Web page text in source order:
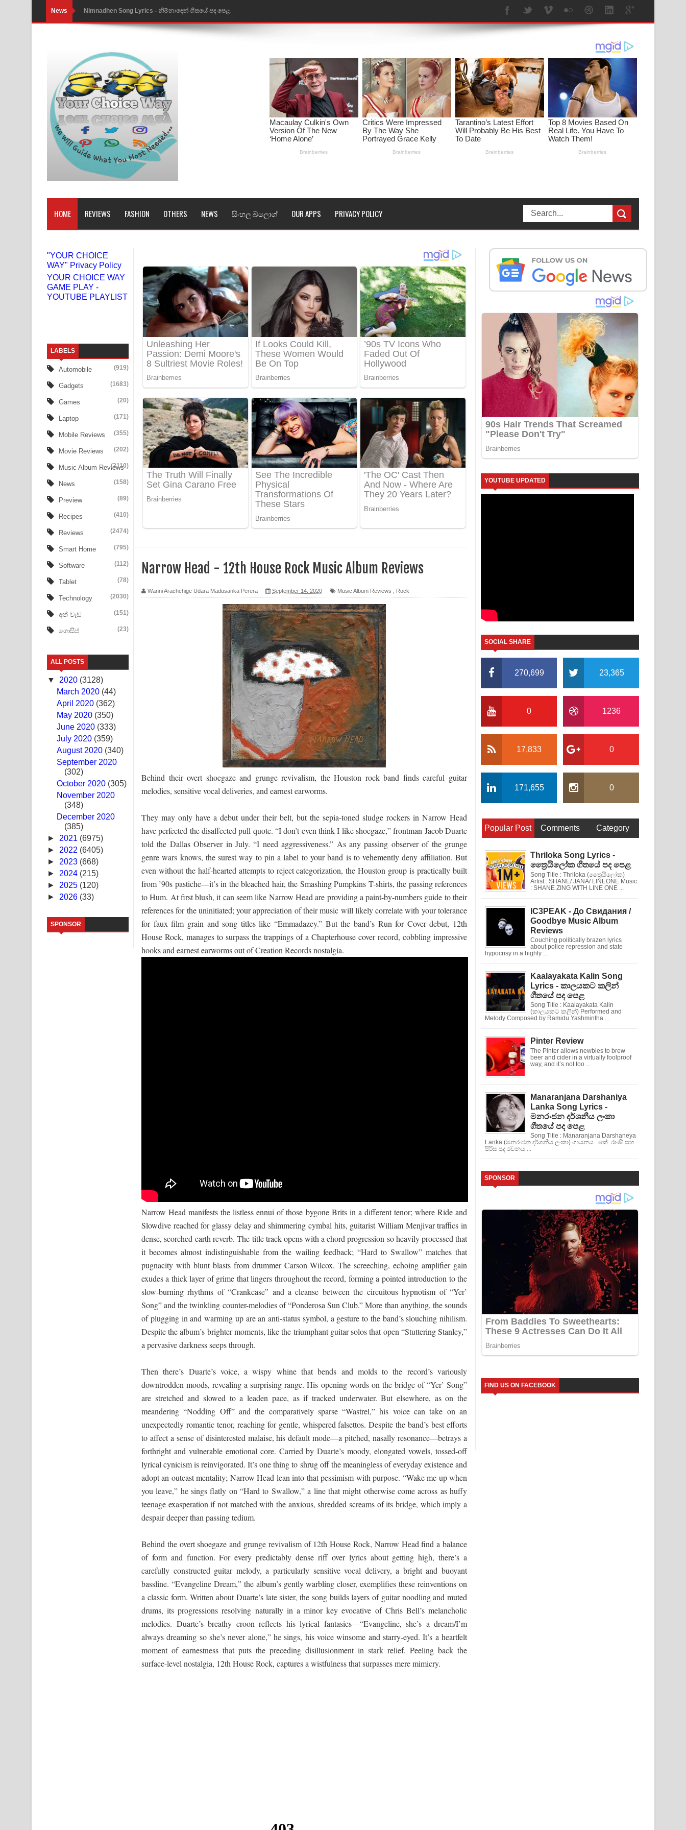
News Obamai Mage Adare Song Lyrics - ඔබමයි මගේ ආදරේ ගීතයේ පද පෙළ
Pansal Gihin Song Lyrics - පන්සල් ගිහිං ගීතයේ පද පෙළ
Ankeliya Song Lyrics - අංකෙළිය ගීතයේ පද පෙළ
DEAR GOD Song Lyrics - ඩියර් ගෝඩ් ගීතයේ පද පෙළ
MANAMALA KATHA Song Lyrics - මනමාල කතා ගීතයේ පද පෙළ
Dai Dai Lyrics - Shakira, Burna Boy | 2026 football world cup song lyrics
Lassana Amma Song Lyrics - ලස්සන අම්මා ගීතයේ පද පෙළ
Gemak Deela Song Lyrics - ගේමක් දීලා ගීතයේ පද පෙළ
Niwuna Numba Hinda Song Lyrics - නිවුනා නුඹ හින්දා ගීතයේ පද පෙළ
Benthara Palame Song Lyrics - බෙන්තර පාලමේ ගීතයේ පද පෙළ
Sanda Babalena Song Lyrics - සඳ බැබලෙන ගීතයේ පද පෙළ
Adare Wadi Nisa Song Lyrics - ආදරේ වැඩි නිසා ගීතයේ පද පෙළ
UNUHUMA Song Lyrics - උණුහුම ගීතයේ පද පෙළ
Katakara Song Lyrics - කටකාර ගීතයේ පද පෙළ
Tharu Yaye Dilena Song Lyrics - තරු යායේ දිලෙනා ගීතයේ පද පෙළ
Ow Man Sosa Song Lyrics - ඔව් මං සෝසා ගීතයේ පද පෙළ
Heavy Weight Song Lyrics
Aye Lanweela Song Lyrics - ආයේ ලංවීලා ගීතයේ පද පෙළ
Ala purannata Song Lyrics - ආල පුරන්නට ගීතයේ පද පෙළ
FEVER DREAM Lyrics - Alex Warren
Apa Hamuwee Song Lyrics - අප හමුවී ගීතයේ පද පෙළ
PATHINIYE Song Lyrics - පතිනියනේ ගීතයේ පද පෙළ
Sorry Sir Song Lyrics - සොරි සර් ගීතයේ පද පෙළ
Mathaka Aluthin Liyanna Song Lyrics - මතක අලුතින් ලියන්න ගීතයේ පද පෙළ
Sandak Awith Song Lyrics - සඳක් ඇවිත් ගීතයේ පද පෙළ
Swetha Sande Song Lyrics - ශ්වේත සඳේ ගීතයේ පද පෙළ
Ma Igili Giya Lyrics - මා ඉගිලී ගියා ගීතයේ පද පෙළ
Ras Balan Song Lyrics - රැස් බලන් ගීතයේ පද පෙළ
Hoda sihiyen Song Lyrics - හොද සිහියෙන් ගීතයේ පද පෙළ
Awanken Song Lyrics - අවංකෙන් ගීතයේ පද පෙළ
Pa Sina Song Lyrics - පෑ සිනා ගීතයේ පද පෙළ
Pemwanthiye Song Lyrics - පෙම්වන්තියේ ගීතයේ පද පෙළ
Manobhawa Song Lyrics - මනෝභව ගීතයේ පද පෙළ
Saddeta Denna Song Lyrics - සද්දෙට දෙන්න ගීතයේ පද පෙළ
Kaalaya Song Lyrics - කාලය ගීතයේ පද පෙළ
Aramuna Song Lyrics - අරමුණ ගීතයේ පද පෙළ
Sandata Duka Hithila Song Lyrics - සඳට දුක හිතිලා ගීතයේ පද පෙළ
Sihina Song Lyrics - සිහින ගීතයේ පද පෙළ
Father Song Lyrics - ෆාදර් ගීතයේ පද පෙළ
HOME REVIEWS FASHION OTHERS NEWS සිංහල බ්ලොග් OUR APPS PRIVACY POLICY
"YOUR CHOICE
WAY" Privacy Policy
YOUR CHOICE WAY
GAME PLAY -
YOUTUBE PLAYLIST
LABELS
Automobile (919)
Gadgets (1683)
Games (20)
Laptop (171)
Mobile Reviews (355)
Movie Reviews (202)
Music Album Reviews
(3110)
News (158)
Preview (89)
Recipes (410)
Reviews (2474)
Smart Home (795)
Software (112)
Tablet (78)
Technology (2030)
අත් වැඩ (151)
ගොසිප් (23)
ALL POSTS
▼ 2020 (3128)
March 2020 (44)
April 2020 (362)
May 2020 (350)
June 2020 (333)
July 2020 (359)
August 2020 (340)
September 2020
(302)
October 2020 (305)
November 2020
(348)
December 2020
(385)
► 2021 (6975)
► 2022 (6405)
► 2023 (668)
► 2024 (215)
► 2025 (120)
► 2026 (33)
SPONSOR
Narrow Head - 12th House Rock Music Album Reviews
Wanni Arachchige Udara Madusanka Perera September 14, 2020 Music Album Reviews Rock
Behind their overt shoegaze and grunge revivalism, the Houston rock band finds careful guitar
melodies, sensitive vocal deliveries, and earnest earworms.
They may only have a debut under their belt, but the sepia-toned sludge rockers in Narrow Head
have perfected the disaffected pull quote. “I don’t even think I like shoegaze,” frontman Jacob Duarte
told the Dallas Observer in July. “I need aggressiveness.” As any passing observer of the grunge
genre wars knows, the surest way to pin a label to your band is to vehemently deny affiliation. But
even without the half-hearted attempts to reject categorization, the Houston group is practically built
from ’90s pastiche—it’s in the bleached hair, the Smashing Pumpkins T-shirts, the passing references
to Hum. At first blush, it can seem like Narrow Head are providing a paint-by-numbers guide to their
references for the uninitiated; your appreciation of their music will likely correlate with your tolerance
for faux film grain and song titles like “Emmadazey.” But the band’s Run for Cover debut, 12th
House Rock, manages to surpass the trappings of a Chapterhouse cover record, cobbling impressive
hooks and earnest earworms out of Creation Records nostalgia.
Narrow Head manifests the listless ennui of those bygone Brits in a different tenor; where Ride and
Slowdive reached for glassy delay and shimmering cymbal hits, guitarist William Menjivar traffics in
dense, scorched-earth reverb. The title track opens with a chord progression so heavily processed that
it becomes almost indistinguishable from the wailing feedback; “Hard to Swallow” matches that
pugnacity with blunt blasts from drummer Carson Wilcox. The screeching, echoing amplifier gain
exudes a thick layer of grime that lingers throughout the record, forming a pointed introduction to the
slow-burning rhythms of “Crankcase” and a cleanse between the circuitous hypnotism of “Yer’
Song” and the twinkling counter-melodies of “Ponderosa Sun Club.” More than anything, the sounds
of plugging in and warming up are an anti-status symbol, a gesture to the band’s slouching nihilism.
Despite the album’s brighter moments, like the triumphant guitar solos that open “Stuttering Stanley,”
a pervasive darkness seeps through.
Then there’s Duarte’s voice, a wispy whine that bends and molds to the record’s variously
downtrodden moods, revealing a surprising range. His opening words on the bridge of “Yer’ Song”
are stretched and slowed to a leaden pace, as if tracked underwater. But elsewhere, as on the
meandering “Nodding Off” and the comparatively sparse “Wastrel,” his voice can take on an
unexpectedly romantic tenor, reaching for gentle, whispered falsettos. Despite the band’s best efforts
to affect a sense of disinterested malaise, his default mode—a pitched, nasally resonance—betrays a
forthright and vulnerable emotional core. Carried by Duarte’s moody, elongated vowels, tossed-off
lyrical cynicism is reinvigorated. It’s one thing to shrug off the meaningless of everyday existence and
adopt an outcast mentality; Narrow Head lean into that pessimism with purpose. “Wake me up when
you leave,” he sings flatly on “Hard to Swallow,” a line that might otherwise come across as huffy
teenage exasperation if not matched with the anxious, shredded screams of its bridge, which imply a
despair deeper than passing tedium.
Behind the overt shoegaze and grunge revivalism of 12th House Rock, Narrow Head find a balance
of form and function. For every predictably dense riff over lyrics about getting high, there’s a
carefully constructed guitar melody, a particularly sensitive vocal delivery, a bright and buoyant
bassline. “Evangeline Dream,” the album’s gently warbling closer, exemplifies these reinventions on
a classic form. Written about Duarte’s late sister, the song builds layers of guitar noodling and muted
drums, its progressions resolving naturally in a minor key evocative of Chris Bell’s melancholic
melodies. Duarte’s breathy croon reflects his lyrical fantasies—“Evangeline, she’s a dream/I’m
always dreaming so she’s never alone,” he sings, his voice winsome and starry-eyed. It’s a heartfelt
moment of earnestness that puts the preceding disillusionment in stark relief. Peeling back the
surface-level nostalgia, 12th House Rock, captures a wistfulness that surpasses mere mimicry.
YOUTUBE UPDATED
SOCIAL SHARE
270,699 23,365
0 1236
17,833 0
171,655 0
Popular Post Comments Category
Thriloka Song Lyrics -
ත්‍රෛයිලෝක ගීතයේ පද පෙළ
Song Title : Thriloka (ත්‍රෛයිලෝක)
Artist : SHANE/ JANA/ LINEONE Music
: SHANE ZING WITH LINE ONE ...
IC3PEAK - До Свидания /
Goodbye Music Album
Reviews
Couching politically brazen lyrics
about police repression and state
hypocrisy in a highly ...
Kaalayakata Kalin Song
Lyrics - කාලයකට කලින්
ගීතයේ පද පෙළ
Song Title : Kaalayakata Kalin
(කාලයකට කලින්) Performed and
Melody Composed by Ramidu Yashmintha ...
Pinter Review
The Pinter allows newbies to brew
beer and cider in a virtually foolproof
way, and it’s not too ...
Manaranjana Darshaniya
Lanka Song Lyrics -
මනරංජන දර්ශනීය ලංකා
ගීතයේ පද පෙළ
Song Title : Manaranjana Darshaneya
Lanka (මනරංජන දර්ශනීය ලංකා) ගායනය : කේ. රාණි සහ
පිරිස පද රචනය ...
SPONSOR
FIND US ON FACEBOOK